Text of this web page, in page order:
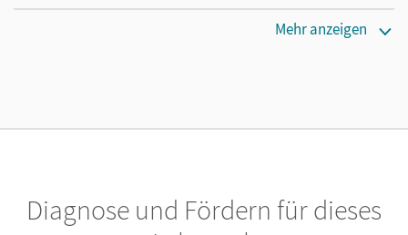
ein Jahr lang ergänzend zum Print-Titel nutzen möchten.
Verlag
Cornelsen Verlag
Mehr anzeigen
Diagnose und Fördern für dieses